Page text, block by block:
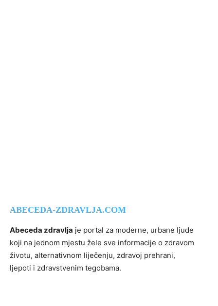
ABECEDA-ZDRAVLJA.COM
Abeceda zdravlja je portal za moderne, urbane ljude
koji na jednom mjestu žele sve informacije o zdravom
životu, alternativnom liječenju, zdravoj prehrani,
ljepoti i zdravstvenim tegobama.